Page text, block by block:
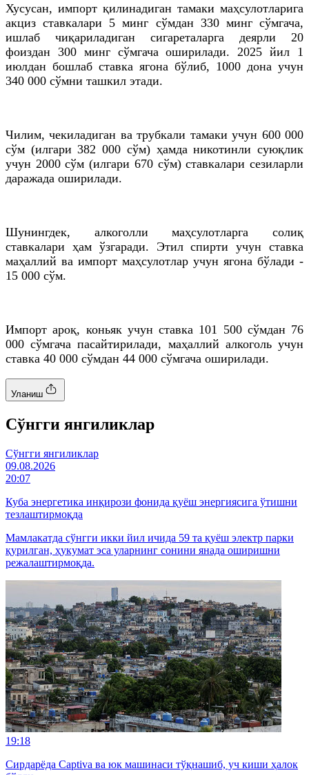
Хусусан, импорт қилинадиган тамаки маҳсулотларига
акциз ставкалари 5 минг сўмдан 330 минг сўмгача,
ишлаб чиқариладиган сигареталарга деярли 20
фоиздан 300 минг сўмгача оширилади. 2025 йил 1
июлдан бошлаб ставка ягона бўлиб, 1000 дона учун
340 000 сўмни ташкил этади.
Чилим, чекиладиган ва трубкали тамаки учун 600 000
сўм (илгари 382 000 сўм) ҳамда никотинли суюқлик
учун 2000 сўм (илгари 670 сўм) ставкалари сезиларли
даражада оширилади.
Шунингдек, алкоголли маҳсулотларга солиқ
ставкалари ҳам ўзгаради. Этил спирти учун ставка
маҳаллий ва импорт маҳсулотлар учун ягона бўлади -
15 000 сўм.
Импорт ароқ, коньяк учун ставка 101 500 сўмдан 76
000 сўмгача пасайтирилади, маҳаллий алкоголь учун
ставка 40 000 сўмдан 44 000 сўмгача оширилади.
Уланиш
Cўнгги янгиликлар
Cўнгги янгиликлар
09.08.2026
20:07
Куба энергетика инқирози фонида қуёш энергиясига ўтишни
тезлаштирмоқда
Мамлакатда сўнгги икки йил ичида 59 та қуёш электр парки
қурилган, ҳукумат эса уларнинг сонини янада оширишни
режалаштирмоқда.
19:18
Сирдарёда Captiva ва юк машинаси тўқнашиб, уч киши ҳалок